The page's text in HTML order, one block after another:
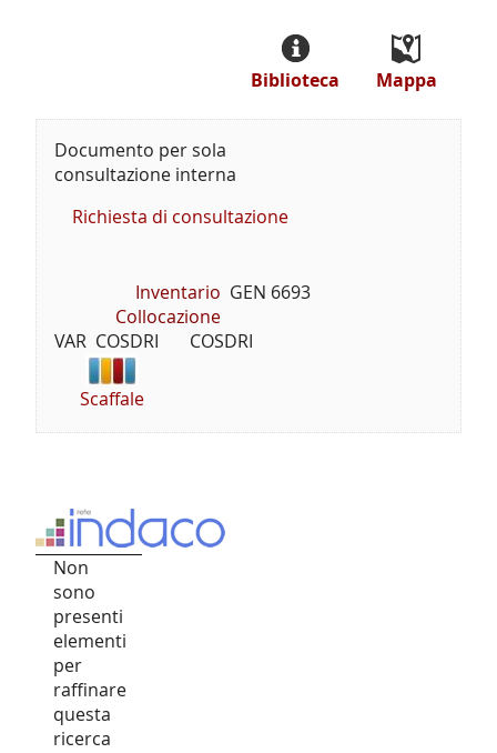
Mappa
Biblioteca
Documento per sola
consultazione interna
Richiesta di consultazione
Inventario GEN 6693
Collocazione
VAR  COSDRI       COSDRI
Scaffale
Non
sono
presenti
elementi
per
raffinare
questa
ricerca